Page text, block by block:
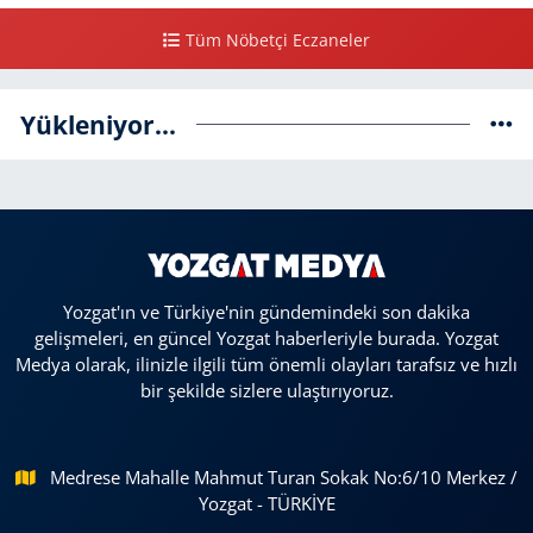
Tüm Nöbetçi Eczaneler
Yükleniyor...
Yozgat'ın ve Türkiye'nin gündemindeki son dakika
gelişmeleri, en güncel Yozgat haberleriyle burada. Yozgat
Medya olarak, ilinizle ilgili tüm önemli olayları tarafsız ve hızlı
bir şekilde sizlere ulaştırıyoruz.
Medrese Mahalle Mahmut Turan Sokak No:6/10 Merkez /
Yozgat - TÜRKİYE